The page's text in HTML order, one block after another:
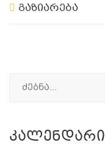
გაზიარება
Კალენდარი